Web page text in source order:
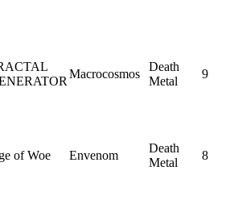
Macrocosmos
Death
Metal
9
of Woe Envenom
Death
Metal
8